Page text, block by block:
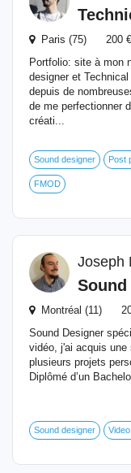
Paris (75) 200 €
Portfolio: site à mon
designer et
depuis de
de me perfectionner
créati...
Sound designer Post
FMOD
Joseph
Montréal (11)
Sound Designer
vidéo, j'ai acquis une
plusieurs projets
Diplômé d’un
Sound designer